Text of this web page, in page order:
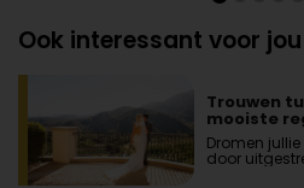
Ook interessant voor jou
Trouwen
mooiste
Dromen
door